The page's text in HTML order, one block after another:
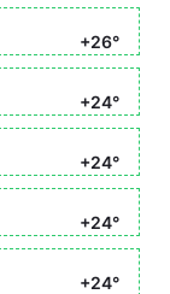
+26°
+24°
+24°
+24°
+24°